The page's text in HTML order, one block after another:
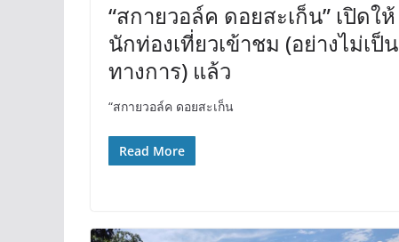
“สกายวอล์ค ดอยสะเก็น” เปิดให้
นักท่องเที่ยวเข้าชม (อย่างไม่เป็น
ทางการ) แล้ว
“สกายวอล์ค ดอยสะเก็น
Read More